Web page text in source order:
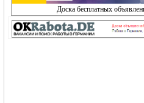
Доска бесплатных